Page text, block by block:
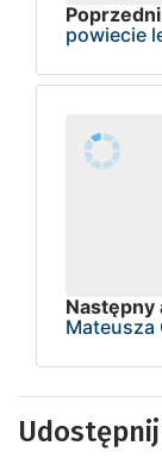
powiecie
Następny
Mateusza